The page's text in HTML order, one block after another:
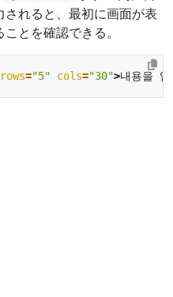
れると、最初に画面が表
とを確認できる。
rows="5" cols="30">내용을